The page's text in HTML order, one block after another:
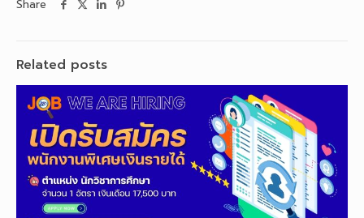
Share
Related posts